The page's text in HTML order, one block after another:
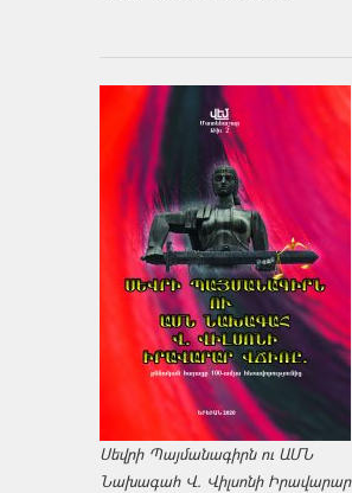
Սեվրի Պայմանագիրն ու ԱՄՆ
Նախագահ Վ. Վիլսոնի Իրավարար